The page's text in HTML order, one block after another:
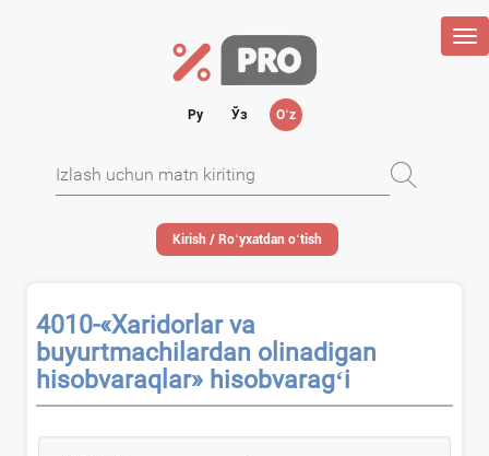
Ру Ўз Oʻz
Kirish / Roʻyхatdan oʻtish
4010-«Xaridorlar va
buyurtmachilardan olinadigan
hisobvaraqlar» hisobvaragʻi